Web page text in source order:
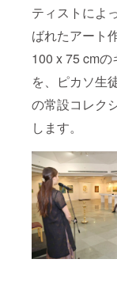
ティストによ
ばれたアート
100 x 75 cmの
を、ピカソ生
の常設コレク
します。